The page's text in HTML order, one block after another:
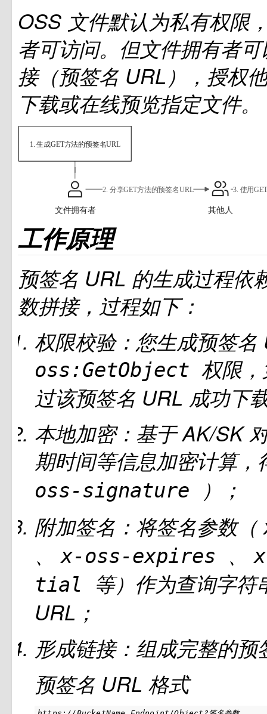
OSS 文件默认为私有权限
者可访问。但文件拥有者
接（预签名 URL），授权
下载或在线预览指定文件。
工作原理
预签名 URL 的生成过程依
数拼接，过程如下：
权限校验：您生成预签名
oss:GetObject 权限
过该预签名 URL 成功下
本地加密：基于AK/SK
期时间等信息加密计算
oss-signature
）；
附加签名：将签名参数（
、x-oss-expires 、
tial 等）作为查询字符
URL；
形成链接：组成完整的
预签名 URL 格式